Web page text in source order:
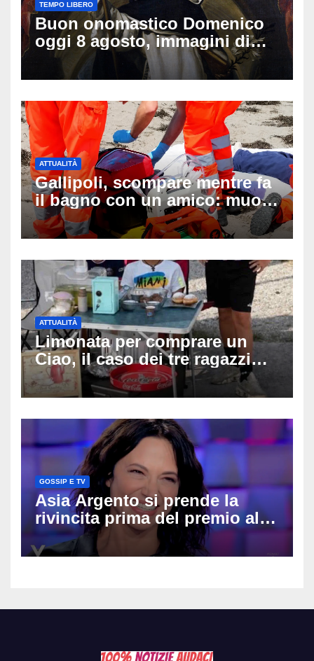
TEMPO LIBERO
Buon onomastico Domenico
oggi 8 agosto, immagini di
auguri da condividere
ATTUALITÀ
Gallipoli, scompare mentre fa
il bagno con un amico: muore
a 19 anni dopo 45 minuti di
disperati tentativi di
ATTUALITÀ
Limonata per comprare un
Ciao, il caso dei tre ragazzi
divide l’Italia: Fedriga li invita
in Regione, Vannacci li
GOSSIP E TV
Asia Argento si prende la
rivincita prima del premio alla
carriera: «Mi chiamano
raccomandata e cagna»